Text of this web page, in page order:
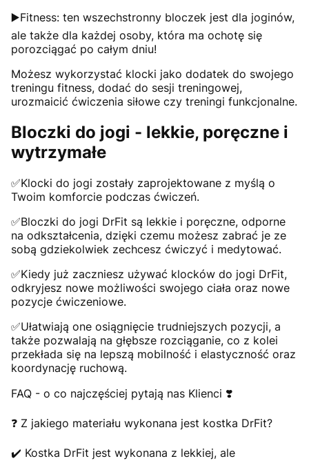
▶️Fitness: ten wszechstronny bloczek jest dla joginów,
ale także dla każdej osoby, która ma ochotę się
porozciągać po całym dniu!
Możesz wykorzystać klocki jako dodatek do swojego
treningu fitness, dodać do sesji treningowej,
urozmaicić ćwiczenia siłowe czy treningi funkcjonalne.
Bloczki do jogi - lekkie, poręczne i
wytrzymałe
✅Klocki do jogi zostały zaprojektowane z myślą o
Twoim komforcie podczas ćwiczeń.
✅Bloczki do jogi DrFit są lekkie i poręczne, odporne
na odkształcenia, dzięki czemu możesz zabrać je ze
sobą gdziekolwiek zechcesz ćwiczyć i medytować.
✅Kiedy już zaczniesz używać klocków do jogi DrFit,
odkryjesz nowe możliwości swojego ciała oraz nowe
pozycje ćwiczeniowe.
✅Ułatwiają one osiągnięcie trudniejszych pozycji, a
także pozwalają na głębsze rozciąganie, co z kolei
przekłada się na lepszą mobilność i elastyczność oraz
koordynację ruchową.
FAQ - o co najczęściej pytają nas Klienci ❣️
❓ Z jakiego materiału wykonana jest kostka DrFit?
✔️ Kostka DrFit jest wykonana z lekkiej, ale